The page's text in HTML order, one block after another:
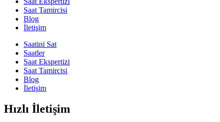
Saat Tamircisi
Blog
İletişim
Saatini Sat
Saatler
Saat Ekspertizi
Saat Tamircisi
Blog
İletişim
Hızlı İletişim